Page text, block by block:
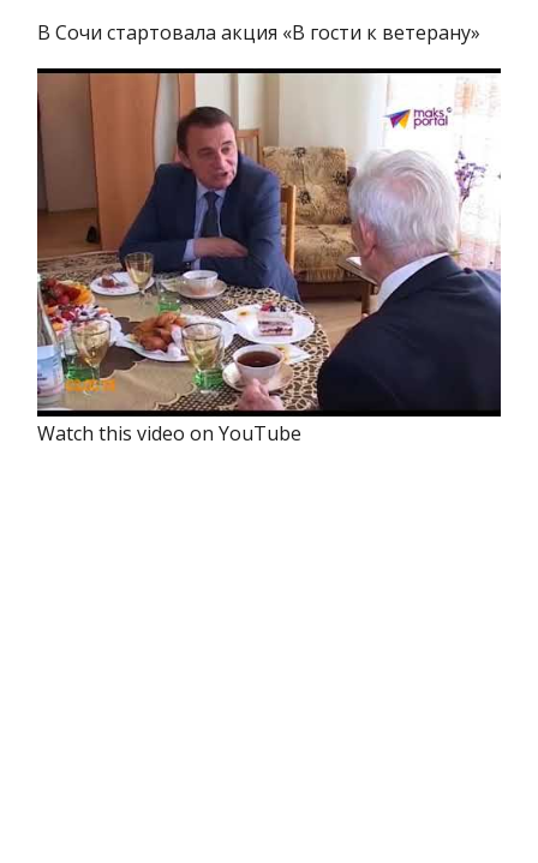
В Сочи стартовала акция «В гости к ветерану»
Watch this video on YouTube